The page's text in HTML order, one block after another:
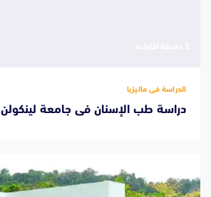
الدراسة فى ماليزيا
دراسة طب الإسنان فى جامعة لينكولن